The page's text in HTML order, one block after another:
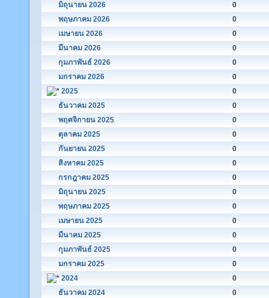
มิถุนายน 2026
0
พฤษภาคม 2026
0
เมษายน 2026
0
มีนาคม 2026
0
กุมภาพันธ์ 2026
0
มกราคม 2026
0
2025
0
ธันวาคม 2025
0
พฤศจิกายน 2025
0
ตุลาคม 2025
0
กันยายน 2025
0
สิงหาคม 2025
0
กรกฎาคม 2025
0
มิถุนายน 2025
0
พฤษภาคม 2025
0
เมษายน 2025
0
มีนาคม 2025
0
กุมภาพันธ์ 2025
0
มกราคม 2025
0
2024
0
ธันวาคม 2024
0